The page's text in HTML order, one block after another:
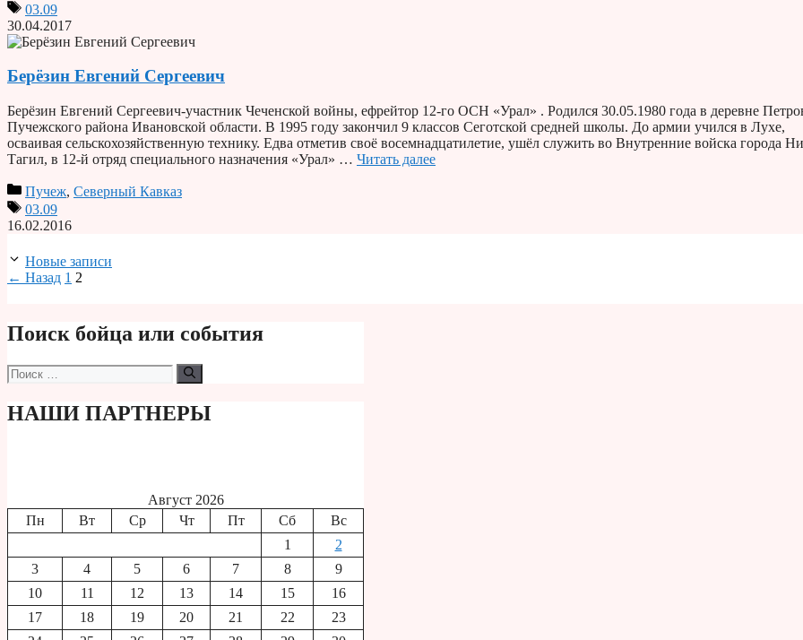
03.09
30.04.2017
Берёзин Евгений Сергеевич
Берёзин Евгений Сергеевич-участник Чеченской войны, ефрейтор 12-го ОСН «Урал» . Родился 30.05.1980 года в деревне
Пучежского района Ивановской области. В 1995 году закончил 9 классов Сеготской средней школы. До армии учился в Лухе,
осваивая сельскохозяйственную технику. Едва отметив своё восемнадцатилетие, ушёл служить во Внутренние войска города
Тагил, в 12-й отряд специального назначения «Урал» … Читать далее
Пучеж, Северный Кавказ
03.09
16.02.2016
Новые записи
← Назад Страница
1 Страница
2
Поиск бойца или события
Поиск:
НАШИ ПАРТНЕРЫ
Август 2026
Пн
Вт Ср Чт Пт Сб
Вс
1
2
3
4 5 6 7 8
9
10
11 12 13 14 15
16
17
18 19 20 21 22
23